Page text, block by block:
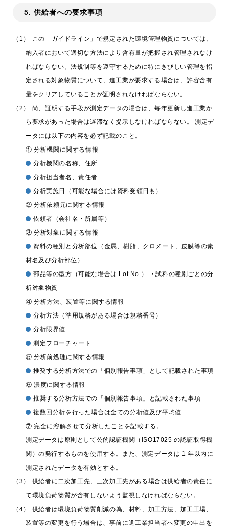
SUSUMUの福利厚生
SUSUMUの人事育成制度 trending_flat
trending_flat
新卒採用 trending_flat
エントリー trending_flat
よくある質問
5. 供給者への要求事項
（1）
この「ガイドライン」で規定された環境管理物質については、
納入者において適切な方法により含有量が把握され管理されなけ
ればならない。法規制等を遵守するために特にきびしい管理を指
定される対象物質について、進工業が要求する場合は、許容含有
量をクリアしていることが証明されなければならない。
（2）
尚、証明する手段が測定データの場合は、毎年更新し進工業か
ら要求があった場合は遅滞なく提示しなければならない。 測定デ
ータには以下の内容を必ず記載のこと。
① 分析機関に関する情報
分析機関の名称、住所
分析担当者名、責任者
分析実施日（可能な場合には資料受領日も）
② 分析依頼元に関する情報
依頼者（会社名・所属等）
③ 分析対象に関する情報
資料の種別と分析部位（金属、樹脂、クロメート、皮膜等の素
材名及び分析部位）
部品等の型方（可能な場合は Lot No.） ・試料の種別ごとの分
析対象物質
④ 分析方法、装置等に関する情報
分析方法（準用規格がある場合は規格番号）
分析限界値
測定フローチャート
⑤ 分析前処理に関する情報
推奨する分析方法での「個別報告事項」として記載された事項
⑥ 濃度に関する情報
推奨する分析方法での「個別報告事項」と記載された事項
複数回分析を行った場合は全ての分析値及び平均値
⑦ 完全に溶解させて分析したことを記載する。
測定データは原則として公的認証機関（ISO17025 の認証取得機
関）の発行するものを使用する。また、測定データは 1 年以内に
測定されたデータを有効とする。
（3）
供給者に二次加工先、三次加工先がある場合は供給者の責任に
て環境負荷物質が含有しないよう監視しなければならない。
（4）
供給者は環境負荷物質削減の為、材料、加工方法、加工工場、
装置等の変更を行う場合は、事前に進工業担当者へ変更の申出を